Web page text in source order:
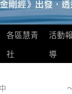
各區慧青
社
活動
導